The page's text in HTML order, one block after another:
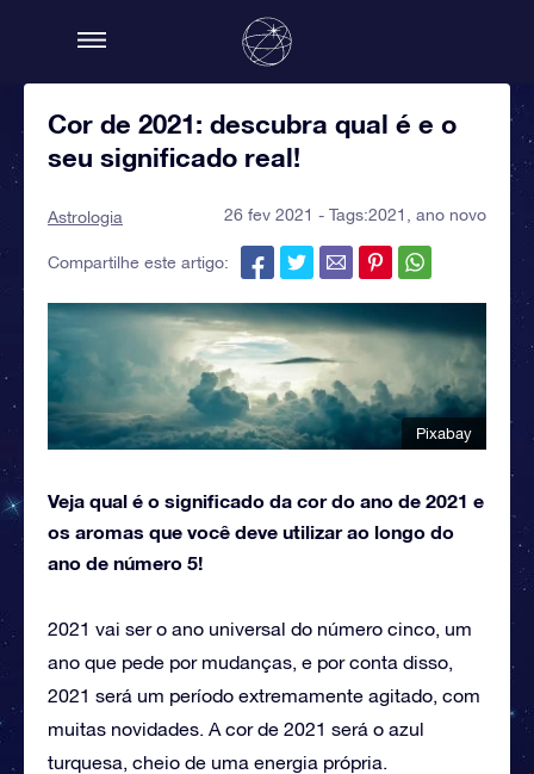
Cor de 2021: descubra qual é e o
seu significado real!
Astrologia 26 fev 2021 - Tags:2021 ano novo
Compartilhe este artigo:
Pixabay
Veja qual é o significado da cor do ano de 2021 e
os aromas que você deve utilizar ao longo do
ano de número 5!
2021 vai ser o ano universal do número cinco, um
ano que pede por mudanças, e por conta disso,
2021 será um período extremamente agitado, com
muitas novidades. A cor de 2021 será o azul
turquesa, cheio de uma energia própria.